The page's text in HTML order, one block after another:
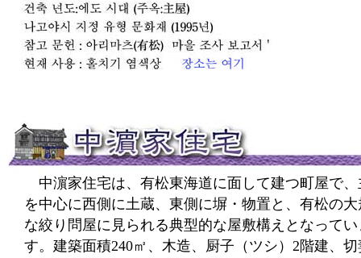
中濵家住宅は、有松東海道に面して建つ町屋で、
を中心に西側に土蔵、東側に塀・物置と、有松の
な絞り問屋に見られる典型的な屋敷構えとなってい
す。建築面積240㎡、木造、厨子（ツシ）2階建、